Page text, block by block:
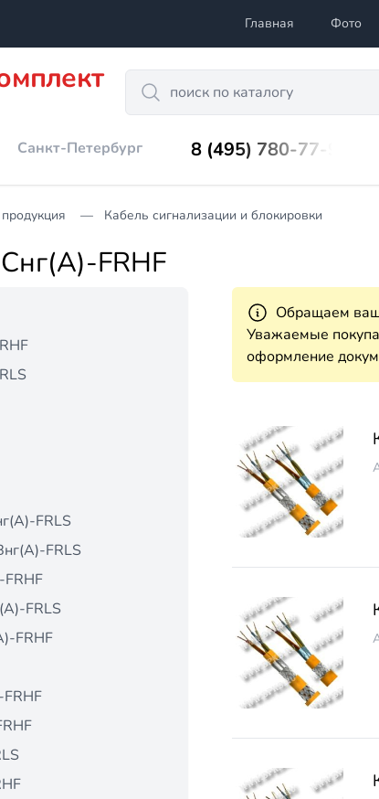
Главная Фото
Search
Санкт-Петербург 8 (495) 780-77-98
Кабель сигнализации и блокировки
FRHF
FRLS
FRLS
FRLS
FRНF
Обращаем
Уважаемые
оформление